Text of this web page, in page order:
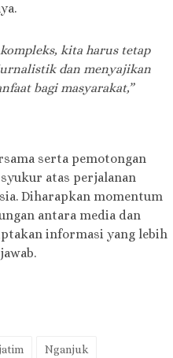
kita harus tetap
dan menyajikan
bagi masyarakat,”
serta pemotongan
atas perjalanan
Diharapkan momentum
antara media dan
informasi yang lebih
jatim Nganjuk